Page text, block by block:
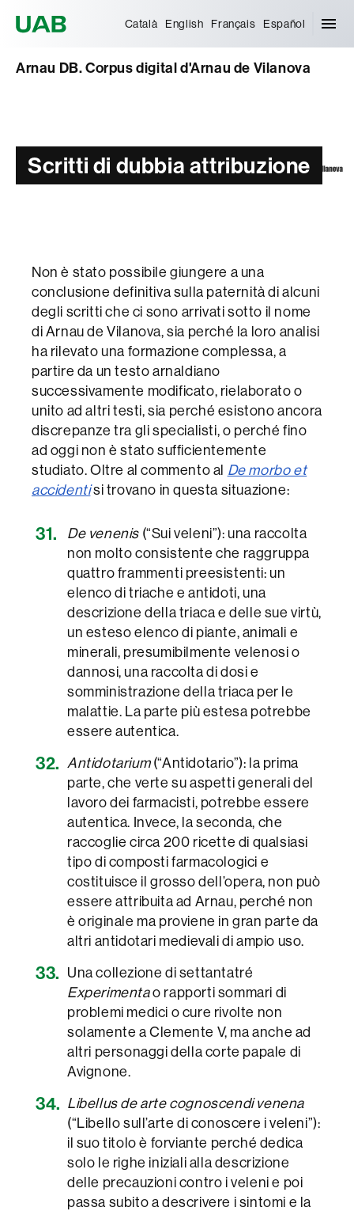
Català English Français Español
Arnau DB. Corpus digital d'Arnau de Vilanova
Scritti di dubbia attribuzione
Non è stato possibile giungere a una
conclusione definitiva sulla paternità di alcuni
degli scritti che ci sono arrivati sotto il nome
di Arnau de Vilanova, sia perché la loro analisi
ha rilevato una formazione complessa, a
partire da un testo arnaldiano
successivamente modificato, rielaborato o
unito ad altri testi, sia perché esistono ancora
discrepanze tra gli specialisti, o perché fino
ad oggi non è stato sufficientemente
studiato. Oltre al commento al De morbo et
accidentisi trovano in questa situazione:
De venenis (“Sui veleni”): una raccolta
non molto consistente che raggruppa
quattro frammenti preesistenti: un
elenco di triache e antidoti, una
descrizione della triaca e delle sue virtù,
un esteso elenco di piante, animali e
minerali, presumibilmente velenosi o
dannosi, una raccolta di dosi e
somministrazione della triaca per le
malattie. La parte più estesa potrebbe
essere autentica.
Antidotarium(“Antidotario”): la prima
parte, che verte su aspetti generali del
lavoro dei farmacisti, potrebbe essere
autentica. Invece, la seconda, che
raccoglie circa 200 ricette di qualsiasi
tipo di composti farmacologici e
costituisce il grosso dell’opera, non può
essere attribuita ad Arnau, perché non
è originale ma proviene in gran parte da
altri antidotari medievali di ampio uso.
Una collezione di settantatré
Experimentao rapporti sommari di
problemi medici o cure rivolte non
solamente a Clemente V, ma anche ad
altri personaggi della corte papale di
Avignone.
Libellus de arte cognoscendi venena
(“Libello sull’arte di conoscere i veleni”):
il suo titolo è forviante perché dedica
solo le righe iniziali alla descrizione
delle precauzioni contro i veleni e poi
passa subito a descrivere i sintomi e la